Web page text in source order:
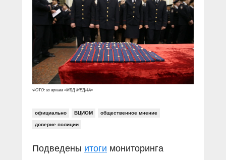
Социальные ролики
Документальные фильмы
Прямой разговор
В знании сила
Специальный репортаж
КиберПОСТОВОЙ
Газета «Щит и меч»
Журнал «Полиция России»
О ПОРТАЛЕ
Контакты
Вакансии
ФОТО: из архива «МВД МЕДИА»
официально ВЦИОМ общественное мнение
доверие полиции
Подведены итоги мониторинга